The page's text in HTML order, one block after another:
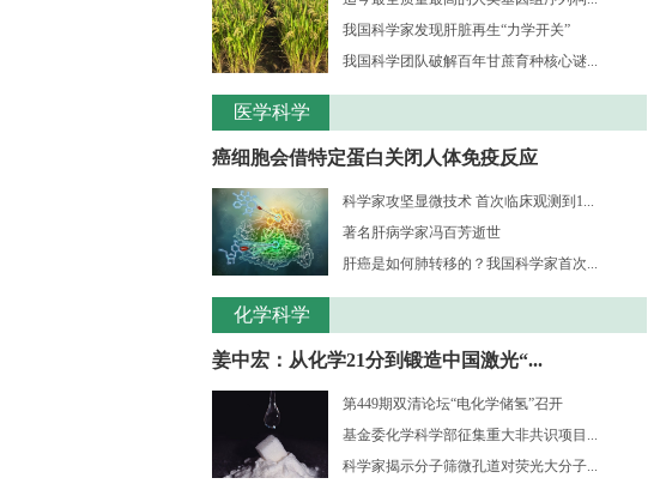
我国科学家发现肝脏再生“力学开关”
我国科学团队破解百年甘蔗育种核心谜...
医学科学
癌细胞会借特定蛋白关闭人体免疫反应
科学家攻坚显微技术 首次临床观测到1...
著名肝病学家冯百芳逝世
肝癌是如何肺转移的？我国科学家首次...
化学科学
姜中宏：从化学21分到锻造中国激光“...
第449期双清论坛“电化学储氢”召开
基金委化学科学部征集重大非共识项目...
科学家揭示分子筛微孔道对荧光大分子...